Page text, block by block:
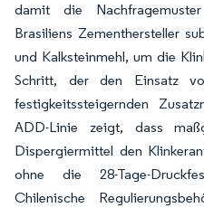
damit die
Brasiliens Zementhersteller
und Kalksteinmehl, um die
Schritt, der den Einsatz
festigkeitssteigernden
ADD-Linie zeigt, dass
Dispergiermittel den
ohne die 28-Tage-
Chilenische